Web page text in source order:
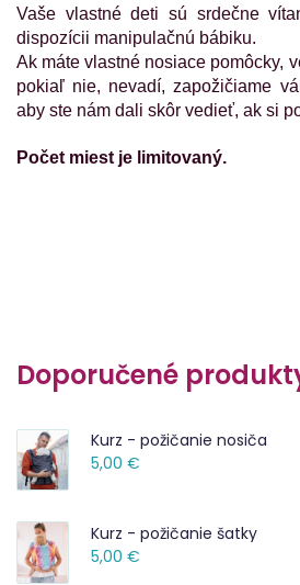
Vaše vlastné deti sú srdečne
dispozícii manipulačnú bábiku.
Ak máte vlastné nosiace pomôcky,
pokiaľ nie, nevadí, zapožičiame
aby ste nám dali skôr vedieť, ak si
Počet miest je limitovaný.
Doporučené
Kurz - požičanie nosiča
5,00 €
Kurz - požičanie šatky
5,00 €